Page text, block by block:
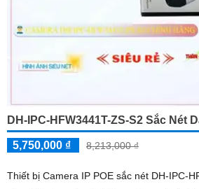
DH-IPC-HFW3441T-ZS-S2 Sắc Nét
5,750,000 ₫ 8,213,000 ₫
Thiết bị Camera IP POE sắc nét DH-IPC-